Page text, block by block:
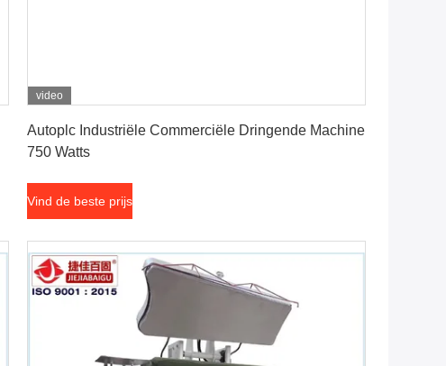
video
Autoplc Industriële Commerciële Dringende Machine
750 Watts
Vind de beste prijs